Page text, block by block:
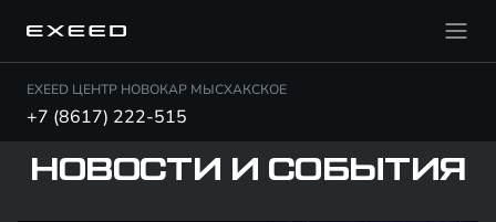
EXEED ЦЕНТР НОВОКАР МЫСХАКСКОЕ
+7 (8617) 222-515
НОВОСТИ И СОБЫТИЯ